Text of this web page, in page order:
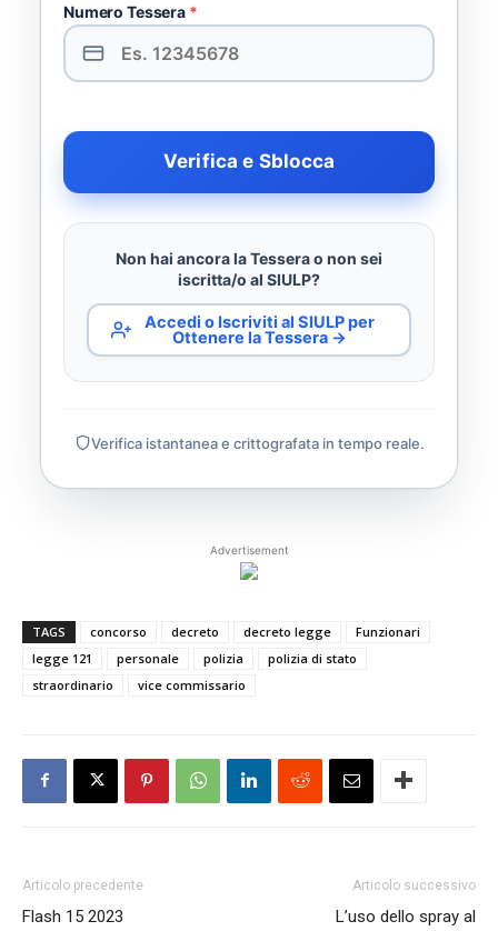
Numero Tessera *
Verifica e Sblocca
Non hai ancora la Tessera o non sei
iscritta/o al SIULP?
Accedi o Iscriviti al SIULP per
Ottenere la Tessera →
Verifica istantanea e crittografata in tempo reale.
Advertisement
TAGS concorso decreto decreto legge
Funzionari
legge 121
personale polizia
polizia di stato
straordinario
vice commissario
Articolo precedente
Flash 15 2023
Articolo successivo
L’uso dello spray al